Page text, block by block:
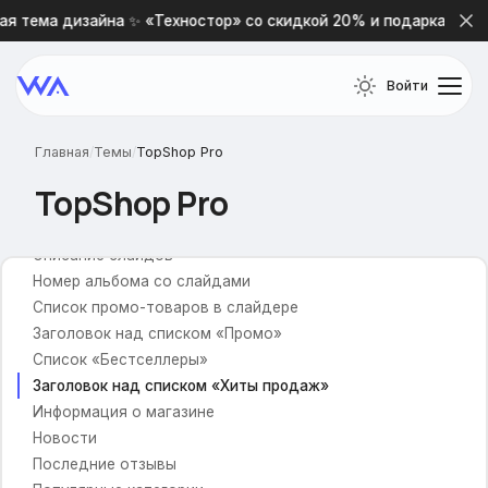
тема дизайна ✨ «Техностор» со скидкой 20% и подарками 🎁
Войти
Главная/Темы/TopShop Pro
TopShop Pro
Ограничить отображение подкатегорий
Бейджи для меню
Отображение блоков
Время смены слайдов
Тип слайдера
Описание слайдов
Номер альбома со слайдами
Список промо-товаров в слайдере
Заголовок над списком «Промо»
Список «Бестселлеры»
Заголовок над списком «Хиты продаж»
Информация о магазине
Новости
Последние отзывы